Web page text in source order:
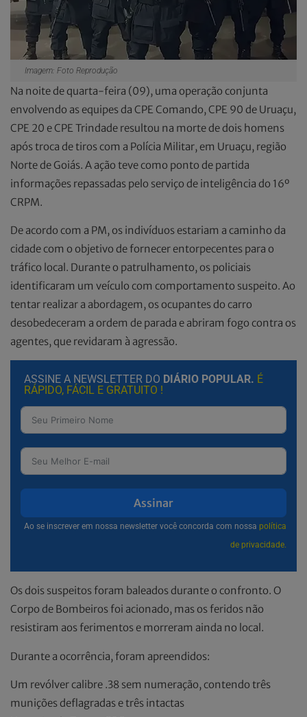
Imagem: Foto Reprodução
Na noite de quarta-feira (09), uma operação conjunta
envolvendo as equipes da CPE Comando, CPE 90 de Uruaçu,
CPE 20 e CPE Trindade resultou na morte de dois homens
após troca de tiros com a Polícia Militar, em Uruaçu, região
Norte de Goiás. A ação teve como ponto de partida
informações repassadas pelo serviço de inteligência do 16º
CRPM.
De acordo com a PM, os indivíduos estariam a caminho da
cidade com o objetivo de fornecer entorpecentes para o
tráfico local. Durante o patrulhamento, os policiais
identificaram um veículo com comportamento suspeito. Ao
tentar realizar a abordagem, os ocupantes do carro
desobedeceram a ordem de parada e abriram fogo contra os
agentes, que revidaram à agressão.
ASSINE A NEWSLETTER DO DIÁRIO POPULAR. É
RÁPIDO, FÁCIL E GRATUITO !
Assinar
Ao se inscrever em nossa newsletter você concorda com nossa política
de privacidade.
Os dois suspeitos foram baleados durante o confronto. O
Corpo de Bombeiros foi acionado, mas os feridos não
resistiram aos ferimentos e morreram ainda no local.
Durante a ocorrência, foram apreendidos:
Um revólver calibre .38 sem numeração, contendo três
munições deflagradas e três intactas